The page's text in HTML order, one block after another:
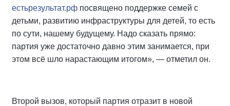
естьрезультат.рф посвящено поддержке семей с
детьми, развитию инфраструктуры для детей, то есть
по сути, нашему будущему. Надо сказать прямо:
партия уже достаточно давно этим занимается, при
этом всё шло нарастающим итогом», — отметил он.
Второй вызов, который партия отразит в новой